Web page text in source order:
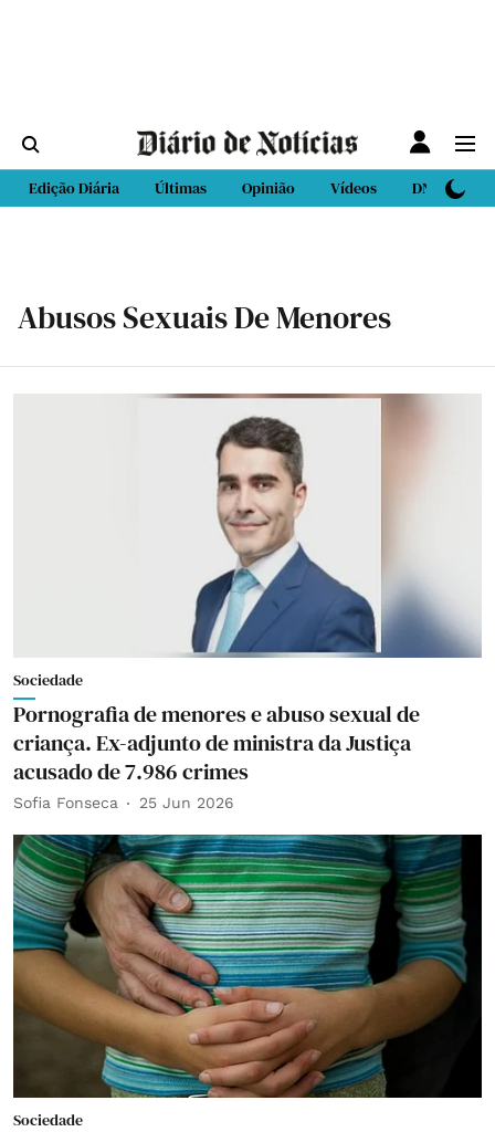
Edição Diária Últimas Opinião Vídeos DN Sport
Abusos Sexuais De Menores
Sociedade
Pornografia de menores e abuso sexual de
criança. Ex-adjunto de ministra da Justiça
acusado de 7.986 crimes
Sofia Fonseca 25 Jun 2026
Sociedade